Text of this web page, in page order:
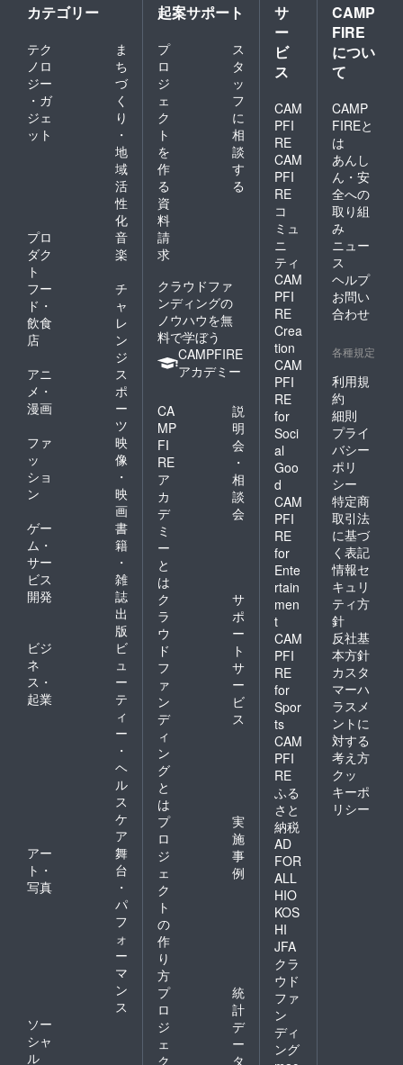
カテゴリー
テク
ノロ
ジー
・ガ
ジェ
ット
ま
ち
づ
く
り
・
地
域
活
性
化
プロ
ダク
ト
音
楽
フー
ド・
飲食
店
チ
ャ
レ
ン
ジ
アニ
メ・
漫画
ス
ポ
ー
ツ
ファ
ッ
ショ
ン
映
像
・
映
画
ゲー
ム・
サー
ビス
開発
書
籍
・
雑
誌
出
版
ビジ
ネ
ス・
起業
ビ
ュ
ー
テ
ィ
ー
・
ヘ
ル
ス
ケ
ア
アー
ト・
写真
舞
台
・
パ
フ
ォ
ー
マ
ン
ス
ソー
シャ
ル
起案サポート
プ
ロ
ジ
ェ
ク
ト
を
作
る
ス
タ
ッ
フ
に
相
談
す
る
資
料
請
求
クラウドファ
ンディングの
ノウハウを無
料で学ぼう
CAMPFIRE
アカデミー
CA
MP
FI
RE
ア
カ
デ
ミ
ー
と
は
説
明
会
・
相
談
会
ク
ラ
ウ
ド
フ
ァ
ン
デ
ィ
ン
グ
と
は
サ
ポ
ー
ト
サ
ー
ビ
ス
プ
ロ
ジ
ェ
ク
ト
の
作
り
方
実
施
事
例
プ
ロ
ジ
ェ
ク
統
計
デ
ー
タ
サ
ー
ビ
ス
CAM
PFI
RE
CAM
PFI
RE
コ
ミュ
ニ
ティ
CAM
PFI
RE
Crea
tion
CAM
PFI
RE
for
Soci
al
Goo
d
CAM
PFI
RE
for
Ente
rtain
men
t
CAM
PFI
RE
for
Spor
ts
CAM
PFI
RE
ふる
さと
納税
AD
FOR
ALL
HIO
KOS
HI
JFA
クラ
ウド
ファ
ン
ディ
ング
CAMP
FIRE
につい
て
CAMP
FIREと
は
あんし
ん・安
全への
取り組
み
ニュー
ス
ヘルプ
お問い
合わせ
各種規定
利用規
約
細則
プライ
バシー
ポリ
シー
特定商
取引法
に基づ
く表記
情報セ
キュリ
ティ方
針
反社基
本方針
カスタ
マーハ
ラスメ
ントに
対する
考え方
クッ
キーポ
リシー